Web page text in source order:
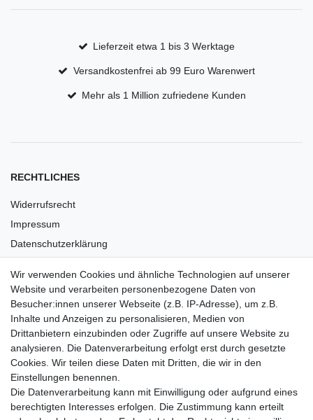
Lieferzeit etwa 1 bis 3 Werktage
Versandkostenfrei ab 99 Euro Warenwert
Mehr als 1 Million zufriedene Kunden
RECHTLICHES
Widerrufsrecht
Impressum
Datenschutzerklärung
Versandkosten
Barrierefreiheit
Anleitungen
Vertrag widerrufen
PARTNER
DHL
Wir verwenden Cookies und ähnliche Technologien auf unserer
Website und verarbeiten personenbezogene Daten von
Besucher:innen unserer Webseite (z.B. IP-Adresse), um z.B.
Inhalte und Anzeigen zu personalisieren, Medien von
Drittanbietern einzubinden oder Zugriffe auf unsere Website zu
analysieren. Die Datenverarbeitung erfolgt erst durch gesetzte
Cookies. Wir teilen diese Daten mit Dritten, die wir in den
Einstellungen benennen.
Die Datenverarbeitung kann mit Einwilligung oder aufgrund eines
berechtigten Interesses erfolgen. Die Zustimmung kann erteilt